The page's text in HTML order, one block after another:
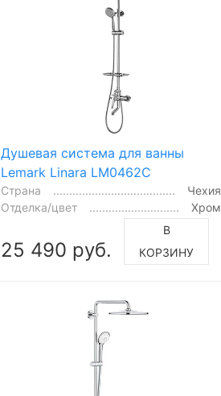
Душевая система для ванны
Lemark Linara LM0462C
Страна
Чехия
Отделка/цвет
Хром
25 490 руб.
В
КОРЗИНУ